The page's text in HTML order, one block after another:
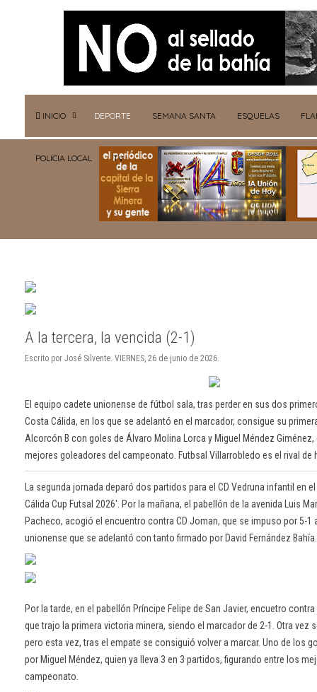
INICIO DEPORTE SEMANA SANTA ESQUELAS
POLICIA LOCAL TV
A la tercera, la vencida (2-1)
Escrito por José Silvente. VIERNES, 26 de junio de 2026.
El equipo cadete unionense de fútbol sala, tras perder en sus dos
Costa Cálida, en los que se adelantó en el marcador, consigue su
Alcorcón B con goles de Álvaro Molina Lorca y Miguel Méndez
mejores goleadores del campeonato. Futbsal Villarrobledo es el rival de
La segunda jornada deparó dos partidos para el CD Vedruna infantil en
Cálida Cup Futsal 2026'. Por la mañana, el pabellón de la avenida Luis
Pacheco, acogió el encuentro contra CD Joman, que se impuso por 5-1
unionense que se adelantó con tanto firmado por David Fernández
Por la tarde, en el pabellón Príncipe Felipe de San Javier, encuetro
que trajo la primera victoria minera, siendo el marcador de 2-1. Otra vez
pero esta vez, tras el empate se consiguió volver a marcar. Uno de los
por Miguel Méndez, quien ya lleva 3 en 3 partidos, figurando entre los
campeonato.